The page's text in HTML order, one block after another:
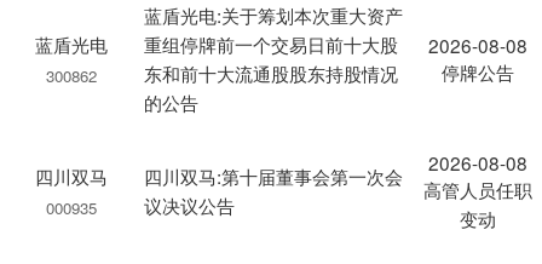
蓝盾光电
300862
蓝盾光电:关于筹划本次重大资产
重组停牌前一个交易日前十大股
东和前十大流通股股东持股情况
的公告
2026-08-08
停牌公告
四川双马
000935
四川双马:第十届董事会第一次会
议决议公告
2026-08-08
高管人员任职
变动